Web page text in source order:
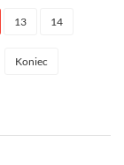
13 14
Koniec